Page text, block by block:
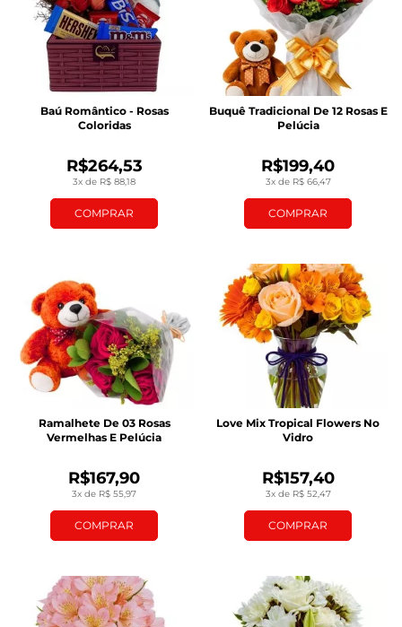
COMPRAR
3x de R$ 88,18
R$264,53
Baú Romântico - Rosas
Coloridas
COMPRAR
3x de R$ 66,47
R$199,40
Buquê Tradicional De 12 Rosas E
Pelúcia
COMPRAR
3x de R$ 55,97
R$167,90
Ramalhete De 03 Rosas
Vermelhas E Pelúcia
COMPRAR
3x de R$ 52,47
R$157,40
Love Mix Tropical Flowers No
Vidro